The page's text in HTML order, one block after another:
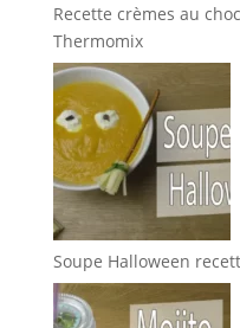
Recette crèmes au
Thermomix
Soupe Halloween